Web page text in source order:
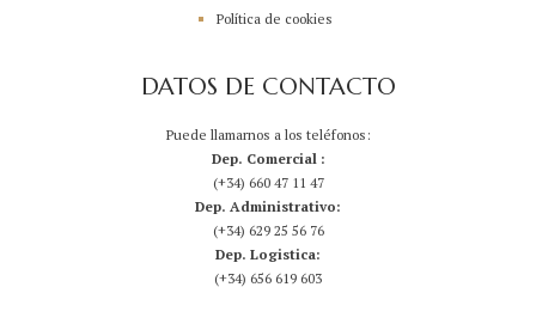
Política de cookies
DATOS DE CONTACTO
Puede llamarnos a los teléfonos:
Dep. Comercial :
(+34) 660 47 11 47
Dep. Administrativo:
(+34) 629 25 56 76
Dep. Logistica:
(+34) 656 619 603